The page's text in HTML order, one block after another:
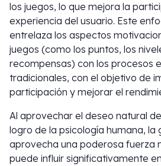
los juegos, lo que mejora la
experiencia del usuario. Este
entrelaza los aspectos
juegos (como los puntos, los
recompensas) con los procesos
tradicionales, con el objetivo de
participación y mejorar el
Al aprovechar el deseo natural
logro de la psicología humana, la
aprovecha una poderosa fuerza
puede influir significativamente